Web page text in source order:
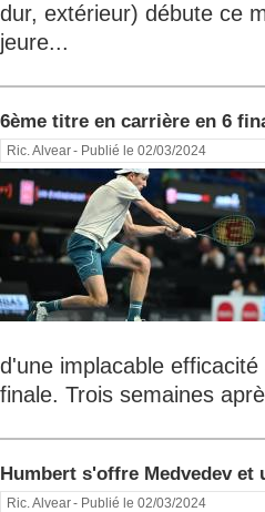
dur, extérieur) débute ce
jeure...
6ème titre en carrière en 6
Ric. Alvear- Publié le 02/03/2024
d'une implacable
finale. Trois semaines
Humbert s'offre Medvedev et
Ric. Alvear- Publié le 02/03/2024